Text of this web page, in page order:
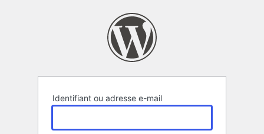
Identifiant ou adresse e-mail